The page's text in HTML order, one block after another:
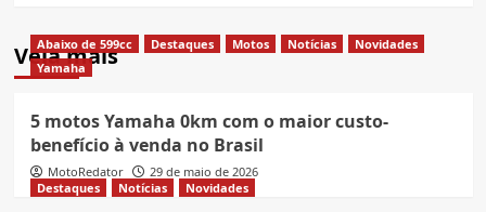
Veja mais
Abaixo de 599cc Destaques Motos Notícias
Novidades
Yamaha
5 motos Yamaha 0km com o maior custo-
benefício à venda no Brasil
MotoRedator
29 de maio de 2026
Destaques
Notícias Novidades